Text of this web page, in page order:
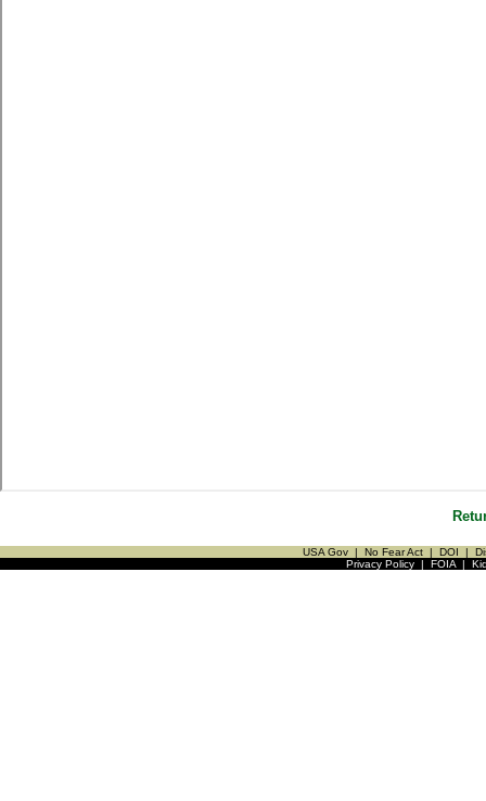
USA Gov | No Fear Act | DOI |
Privacy Policy| FOIA|